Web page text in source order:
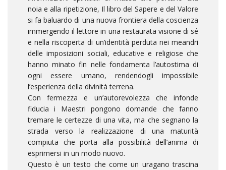
noia e alla ripetizione, Il libro del Sapere e del Valore
si fa baluardo di una nuova frontiera della coscienza
immergendo il lettore in una restaurata visione di sé
e nella riscoperta di un’identità perduta nei meandri
delle imposizioni sociali, educative e religiose che
hanno minato fin nelle fondamenta l’autostima di
ogni essere umano, rendendogli impossibile
l’esperienza della divinità terrena.
Con fermezza e un’autorevolezza che infonde
fiducia i Maestri pongono domande che fanno
tremare le certezze di una vita, ma che segnano la
strada verso la realizzazione di una maturità
compiuta che porta alla possibilità dell’anima di
esprimersi in un modo nuovo.
Questo è un testo che come un uragano trascina